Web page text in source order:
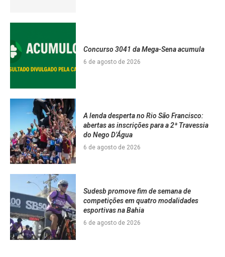
Concurso 3041 da Mega-Sena acumula
6 de agosto de 2026
A lenda desperta no Rio São Francisco:
abertas as inscrições para a 2ª Travessia
do Nego D’Água
6 de agosto de 2026
Sudesb promove fim de semana de
competições em quatro modalidades
esportivas na Bahia
6 de agosto de 2026